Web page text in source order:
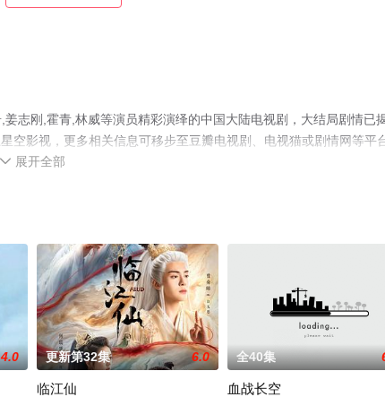
志刚,霍青,林威等演员精彩演绎的中国大陆电视剧，大结局剧情已
空影视，更多相关信息可移步至豆瓣电视剧、电视猫或剧情网等平
 展开全部
4.0 更新第32集 6.0
临江仙
全40集
血战长空